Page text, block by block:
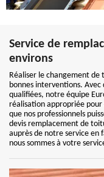
Service de
environs
Réaliser le changement
bonnes interventions. Avec
qualifiées, notre équipe
réalisation appropriée
que nos professionnels
devis remplacement de
auprès de notre service en
nous sommes à votre